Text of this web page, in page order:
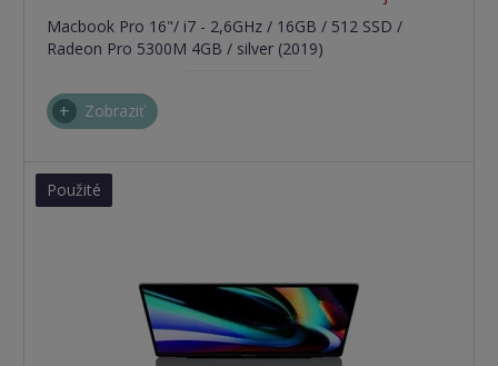
Macbook Pro 16"/ i7 - 2,6GHz / 16GB / 512 SSD /
Radeon Pro 5300M 4GB / silver (2019)
Zobraziť
Použité